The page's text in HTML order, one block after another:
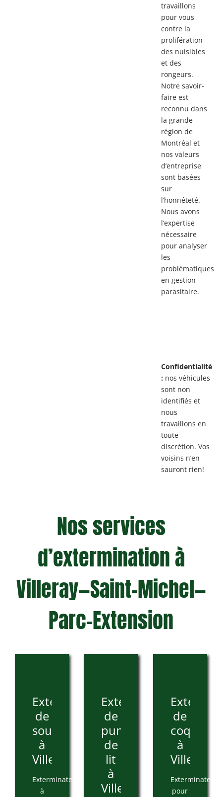
travaillons
pour vous
contre la
prolifération
des nuisibles
et des
rongeurs.
Notre savoir-
faire est
reconnu dans
la grande
région de
Montréal et
nos valeurs
d’entreprise
sont basées
sur
l’honnêteté.
Nous avons
l’expertise
nécessaire
pour analyser
les
problématiques
en gestion
parasitaire.
Confidentialité
:nos véhicules
sont non
identifiés et
nous
travaillons en
toute
discrétion. Vos
voisins n’en
sauront rien!
Nos services
d’extermination à
Villeray—Saint-Michel—
Parc-Extension
Extermination
de
souris
à
Villeray
Exterminateur
à
Extermination
de
punaises
de
lit
à
Villeray
de
à
Villeray
Exterminateur
pour